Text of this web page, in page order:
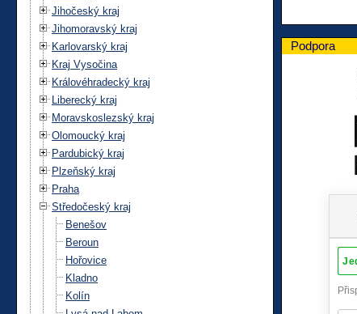
Jihočeský kraj
Jihomoravský kraj
Karlovarský kraj
Kraj Vysočina
Královéhradecký kraj
Liberecký kraj
Moravskoslezský kraj
Olomoucký kraj
Pardubický kraj
Plzeňský kraj
Praha
Středočeský kraj
Benešov
Beroun
Hořovice
Kladno
Kolín
Podpora